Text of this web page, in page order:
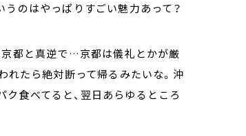
うのはやっぱりすごい魅力あって？
京都と真逆で…京都は儀礼とかが厳
れたら絶対断って帰るみたいな。沖
食べてると、翌日あらゆるところ